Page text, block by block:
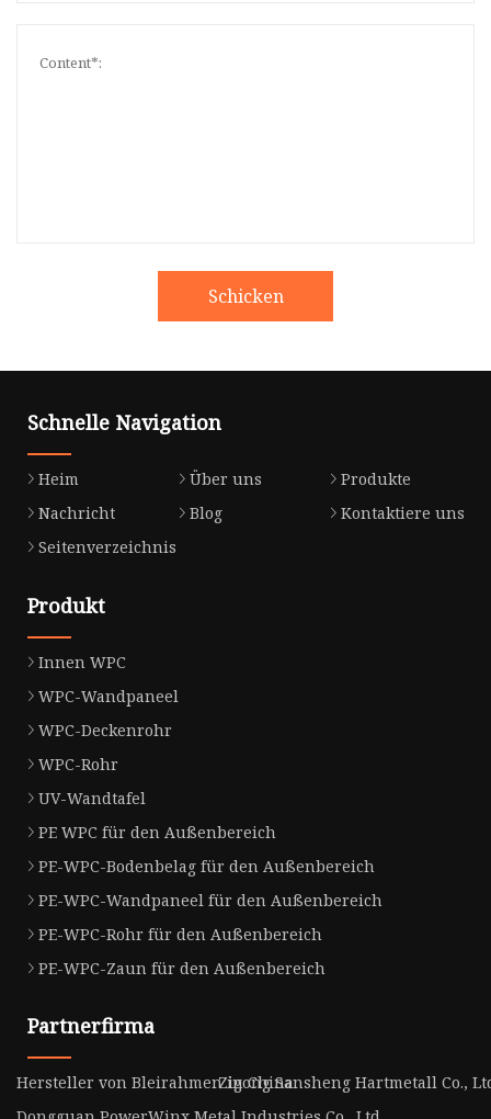
Schicken
Schnelle Navigation
Heim Über uns
Produkte
Nachricht
Blog
Kontaktiere uns
Seitenverzeichnis
Produkt
Innen WPC
WPC-Wandpaneel
WPC-Deckenrohr
WPC-Rohr
UV-Wandtafel
PE WPC für den Außenbereich
PE-WPC-Bodenbelag für den Außenbereich
PE-WPC-Wandpaneel für den Außenbereich
PE-WPC-Rohr für den Außenbereich
PE-WPC-Zaun für den Außenbereich
Partnerfirma
Hersteller von Bleirahmen in ChinaZigong Sansheng Hartmetall Co.,